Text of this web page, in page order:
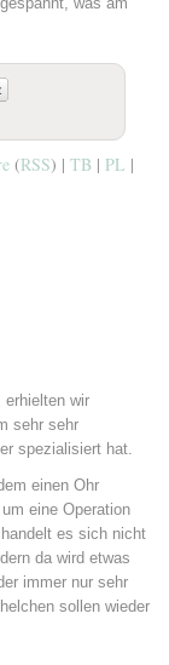
(RSS) | TB | PL |
erhielten wir
sehr sehr
spezialisiert hat.
einen Ohr
eine Operation
es sich nicht
da wird etwas
immer nur sehr
sollen wieder